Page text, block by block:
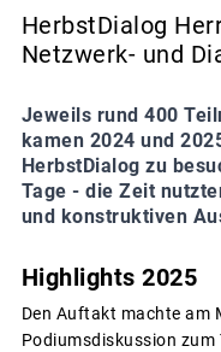
HerbstDialog
Netzwerk- und
Jeweils rund 400
kamen 2024 und
HerbstDialog zu
Tage - die Zeit
und konstruktiven
Highlights 2025
Den Auftakt machte am
Podiumsdiskussion